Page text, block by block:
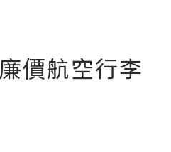
價航空行李